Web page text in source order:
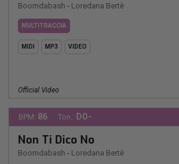
Boomdabash - Loredana Bertè
MULTITRACCIA
MIDI MP3 VIDEO
Official Video
BPM: 86 Ton.: DO-
Non Ti Dico No
Boomdabash - Loredana Bertè